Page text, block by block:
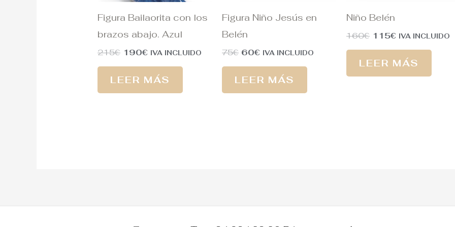
Figura Bailaorita con los
brazos abajo. Azul
215€ 190€ IVA INCLUIDO
LEER MÁS
Figura Niño Jesús en
Belén
75€ 60€ IVA INCLUIDO
LEER MÁS
Niño Belén
160€ 115€ IVA INCLUIDO
LEER MÁS